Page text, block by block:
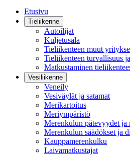
Etusivu
Tieliikenne
Autoilijat
Kuljetusala
Tieliikenteen muut
Tieliikenteen turvallisuus
Matkustaminen
Vesiliikenne
Veneily
Vesiväylät ja satamat
Merikartoitus
Meriympäristö
Merenkulun pätevyydet ja
Merenkulun säädökset ja
Kauppamerenkulku
Laivamatkustajat